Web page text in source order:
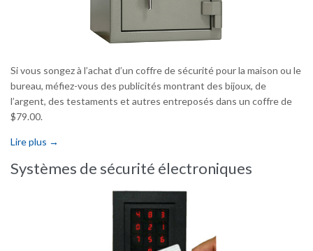
Si vous songez à l’achat d’un coffre de sécurité pour la maison ou le
bureau, méfiez-vous des publicités montrant des bijoux, de
l’argent, des testaments et autres entreposés dans un coffre de
$79.00.
Lire plus →
Systèmes de sécurité électroniques